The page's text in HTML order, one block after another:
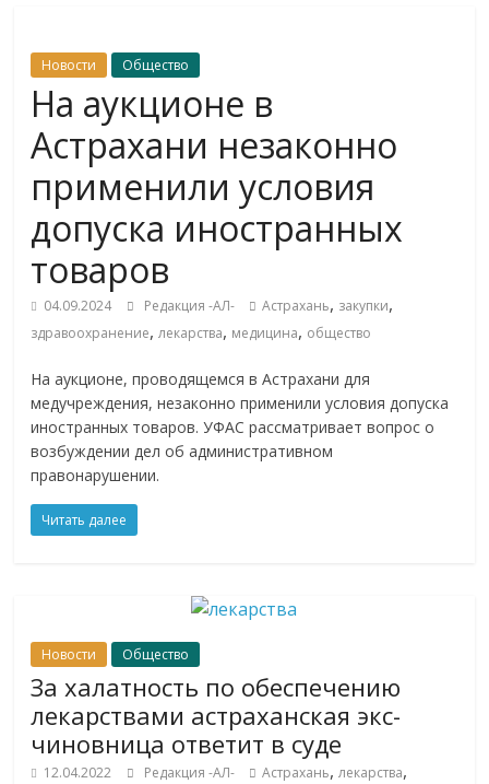
Новости Общество
На аукционе в
Астрахани незаконно
применили условия
допуска иностранных
товаров
04.09.2024 Редакция -АЛ- Астрахань, закупки,
здравоохранение,лекарства, медицина, общество
На аукционе, проводящемся в Астрахани для
медучреждения, незаконно применили условия допуска
иностранных товаров. УФАС рассматривает вопрос о
возбуждении дел об административном
правонарушении.
Читать далее
Новости Общество
За халатность по обеспечению
лекарствами астраханская экс-
чиновница ответит в суде
12.04.2022 Редакция -АЛ- Астрахань,лекарства,